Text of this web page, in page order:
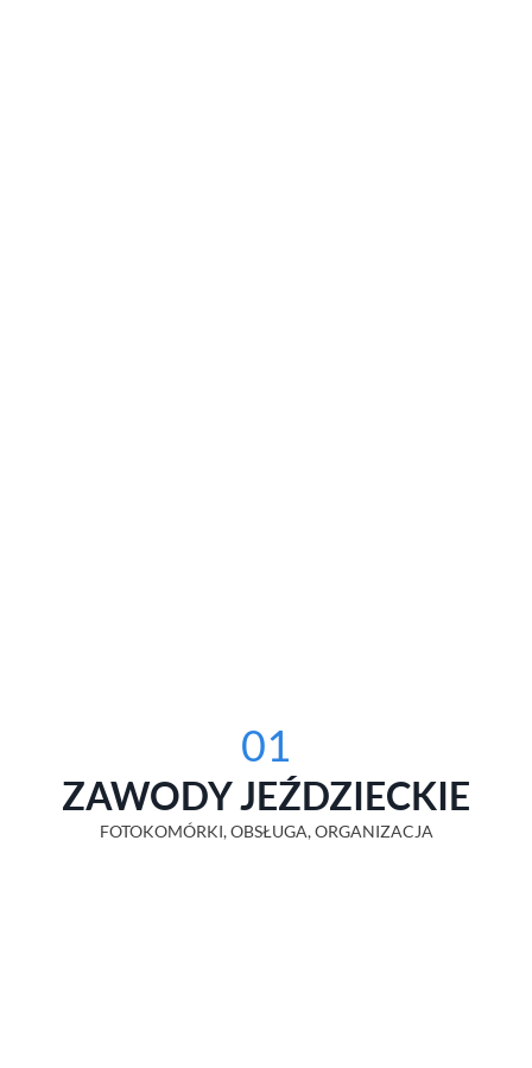
01
ZAWODY JEŹDZIECKIE
FOTOKOMÓRKI, OBSŁUGA, ORGANIZACJA